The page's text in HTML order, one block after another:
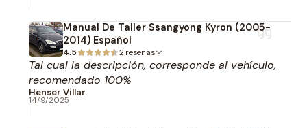
Manual De Taller Ssangyong Kyron (2005-
2014) Español
4.5 2 reseñas
Tal cual la descripción, corresponde al vehículo,
recomendado 100%
Henser Villar
14/9/2025